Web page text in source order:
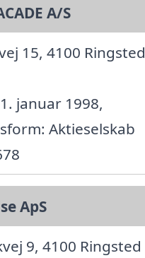
A/S
15, 4100 Ringsted
januar 1998,
Aktieselskab
ApS
9, 4100 Ringsted